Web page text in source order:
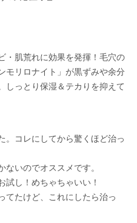
・肌荒れに効果を発揮！毛穴の
モリロナイト」が黒ずみや余分
しっとり保湿＆テカりを抑えて
。コレにしてから驚くほど治っ
ないのでオススメです。
試し！めちゃちゃいい！
てたけど、これにしたら治っ